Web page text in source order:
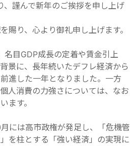
謹んで新年のご挨拶を申し上げ
賜り、心より御礼申し上げます。
目GDP成長の定着や賃金引上
景に、長年続いたデフレ経済から
進した一年となりました。一方
人消費の力強さについては、なお
ます。
には高市政権が発足し、「危機管
を柱とする「強い経済」の実現に